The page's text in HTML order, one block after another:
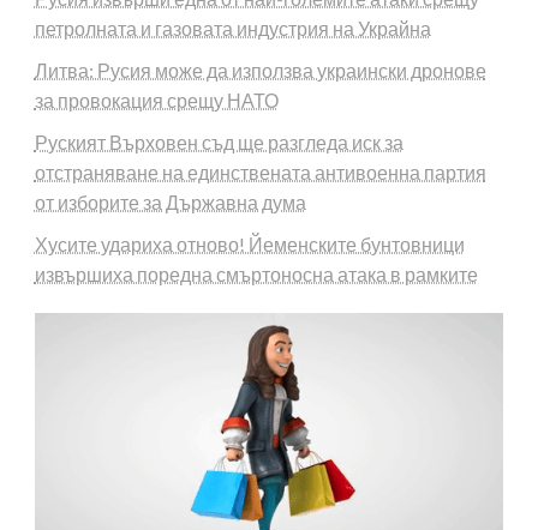
петролната и газовата индустрия на Украйна
Литва: Русия може да използва украински дронове
за провокация срещу НАТО
Руският Върховен съд ще разгледа иск за
отстраняване на единствената антивоенна партия
от изборите за Държавна дума
Хусите удариха отново! Йеменските бунтовници
извършиха поредна смъртоносна атака в рамките